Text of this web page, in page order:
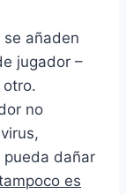
se añaden
jugador –
otro.
no
pueda dañar
es